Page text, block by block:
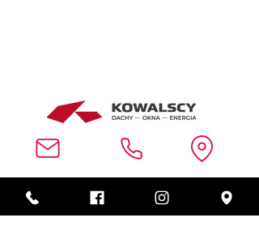
Wola Rębkowska